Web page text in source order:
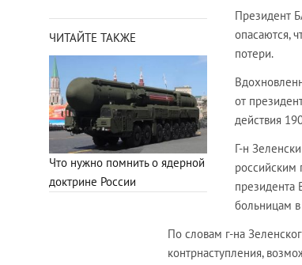
ЧИТАЙТЕ ТАКЖЕ
Что нужно помнить о ядерной
доктрине России
Президент
опасаются,
потери.
от
действия
Г-н
российским
президента
больницам
По словам г-на
контрнаступления,